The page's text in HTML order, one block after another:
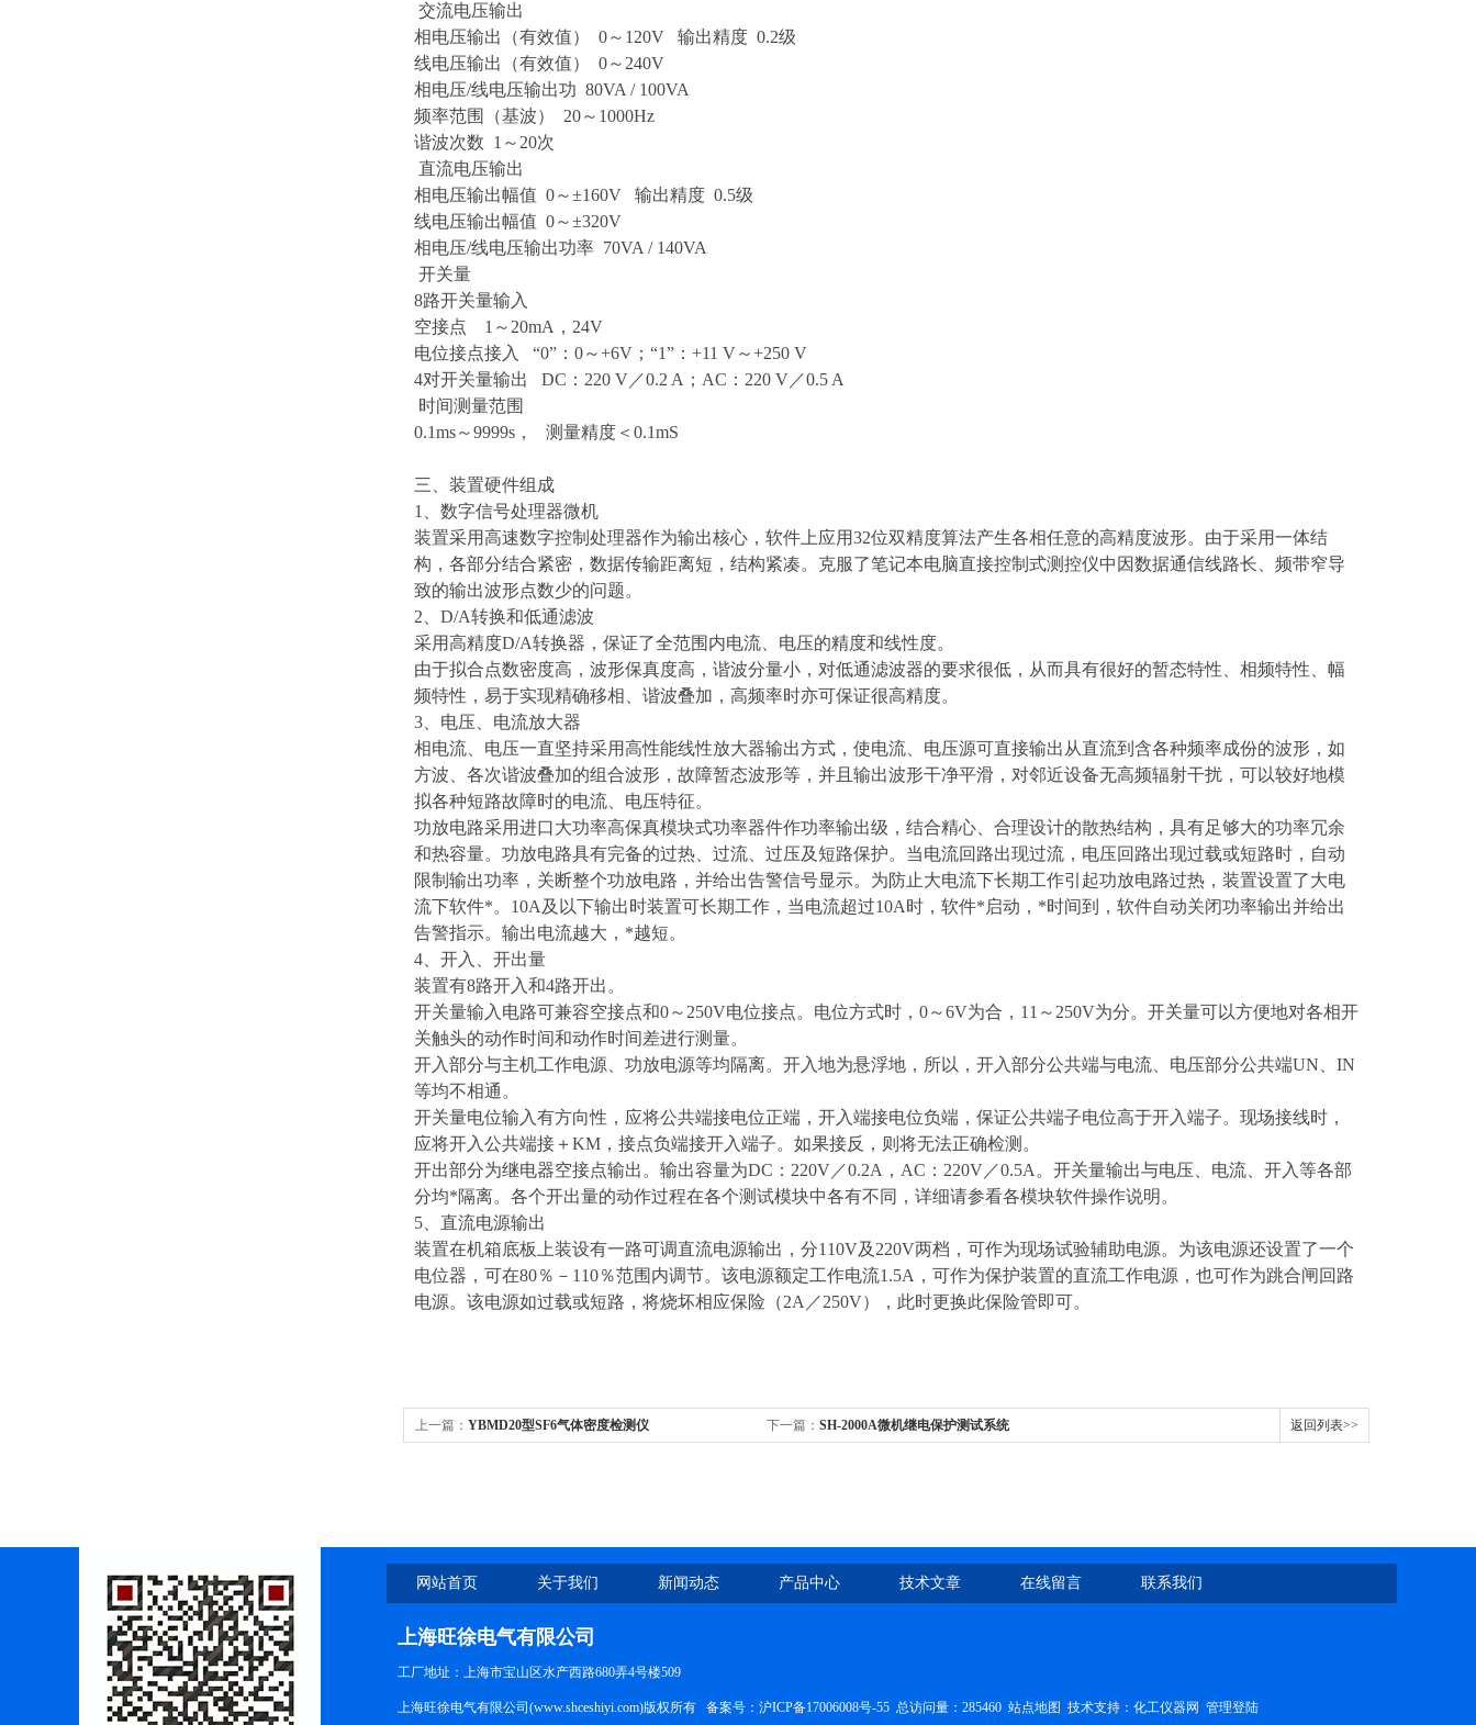
交流电压输出
相电压输出（有效值） 0～120V 输出精度 0.2级
线电压输出（有效值） 0～240V
相电压/线电压输出功 80VA / 100VA
频率范围（基波） 20～1000Hz
谐波次数 1～20次
直流电压输出
相电压输出幅值 0～±160V 输出精度 0.5级
线电压输出幅值 0～±320V
相电压/线电压输出功率 70VA / 140VA
开关量
8路开关量输入
空接点 1～20mA，24V
电位接点接入 “0”：0～+6V；“1”：+11 V～+250 V
4对开关量输出 DC：220 V／0.2 A；AC：220 V／0.5 A
时间测量范围
0.1ms～9999s， 测量精度＜0.1mS
三、装置硬件组成
1、数字信号处理器微机
装置采用高速数字控制处理器作为输出核心，软件上应用32位双精度算法产生各相任意的高精度波形。由于采用一体结
构，各部分结合紧密，数据传输距离短，结构紧凑。克服了笔记本电脑直接控制式测控仪中因数据通信线路长、频带窄导
致的输出波形点数少的问题。
2、D/A转换和低通滤波
采用高精度D/A转换器，保证了全范围内电流、电压的精度和线性度。
由于拟合点数密度高，波形保真度高，谐波分量小，对低通滤波器的要求很低，从而具有很好的暂态特性、相频特性、幅
频特性，易于实现精确移相、谐波叠加，高频率时亦可保证很高精度。
3、电压、电流放大器
相电流、电压一直坚持采用高性能线性放大器输出方式，使电流、电压源可直接输出从直流到含各种频率成份的波形，如
方波、各次谐波叠加的组合波形，故障暂态波形等，并且输出波形干净平滑，对邻近设备无高频辐射干扰，可以较好地模
拟各种短路故障时的电流、电压特征。
功放电路采用进口大功率高保真模块式功率器件作功率输出级，结合精心、合理设计的散热结构，具有足够大的功率冗余
和热容量。功放电路具有完备的过热、过流、过压及短路保护。当电流回路出现过流，电压回路出现过载或短路时，自动
限制输出功率，关断整个功放电路，并给出告警信号显示。为防止大电流下长期工作引起功放电路过热，装置设置了大电
流下软件*。10A及以下输出时装置可长期工作，当电流超过10A时，软件*启动，*时间到，软件自动关闭功率输出并给出
告警指示。输出电流越大，*越短。
4、开入、开出量
装置有8路开入和4路开出。
开关量输入电路可兼容空接点和0～250V电位接点。电位方式时，0～6V为合，11～250V为分。开关量可以方便地对各相开
关触头的动作时间和动作时间差进行测量。
开入部分与主机工作电源、功放电源等均隔离。开入地为悬浮地，所以，开入部分公共端与电流、电压部分公共端UN、IN
等均不相通。
开关量电位输入有方向性，应将公共端接电位正端，开入端接电位负端，保证公共端子电位高于开入端子。现场接线时，
应将开入公共端接＋KM，接点负端接开入端子。如果接反，则将无法正确检测。
开出部分为继电器空接点输出。输出容量为DC：220V／0.2A，AC：220V／0.5A。开关量输出与电压、电流、开入等各部
分均*隔离。各个开出量的动作过程在各个测试模块中各有不同，详细请参看各模块软件操作说明。
5、直流电源输出
装置在机箱底板上装设有一路可调直流电源输出，分110V及220V两档，可作为现场试验辅助电源。为该电源还设置了一个
电位器，可在80％－110％范围内调节。该电源额定工作电流1.5A，可作为保护装置的直流工作电源，也可作为跳合闸回路
电源。该电源如过载或短路，将烧坏相应保险（2A／250V），此时更换此保险管即可。
上一篇： YBMD20型SF6气体密度检测仪 下一篇： SH-2000A微机继电保护测试系统 返回列表>>
网站首页 关于我们 新闻动态 产品中心 技术文章 在线留言 联系我们
上海旺徐电气有限公司
工厂地址：上海市宝山区水产西路680弄4号楼509
上海旺徐电气有限公司(www.shceshiyi.com)版权所有 备案号： 沪ICP备17006008号-55 总访问量：285460 站点地图 技术支持： 化工仪器网 管理登陆